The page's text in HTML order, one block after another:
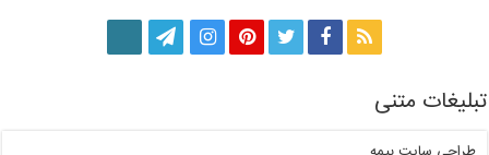
تبلیغات متنی